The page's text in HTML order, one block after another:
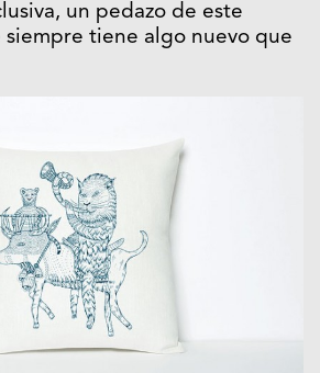
un pedazo de este
tiene algo nuevo que